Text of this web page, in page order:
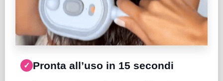
✓ Pronta all’uso in 15 secondi